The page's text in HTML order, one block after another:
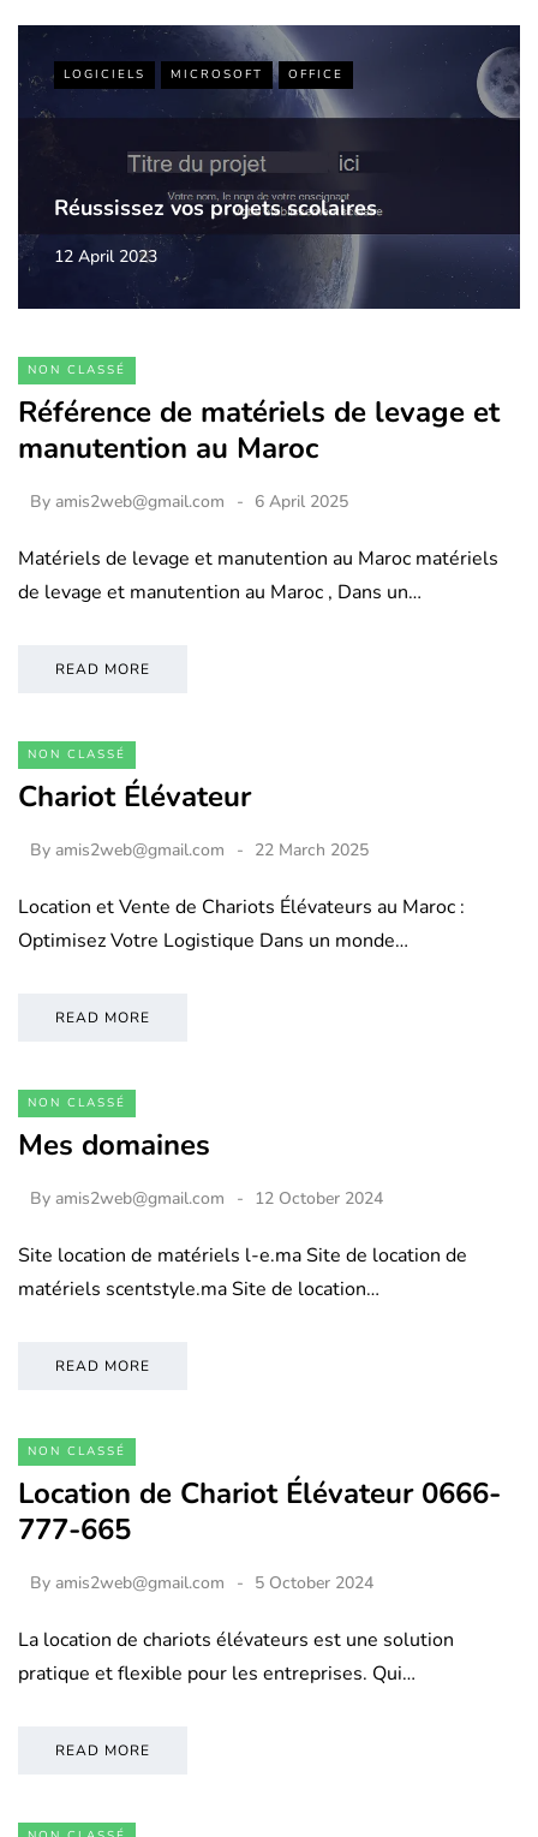
LOGICIELS MICROSOFT OFFICE
Réussissez vos projets scolaires
12 April 2023
NON CLASSÉ
Référence de matériels de levage et
manutention au Maroc
By amis2web@gmail.com 6 April 2025
Matériels de levage et manutention au Maroc matériels
de levage et manutention au Maroc , Dans un…
READ MORE
NON CLASSÉ
Chariot Élévateur
By amis2web@gmail.com 22 March 2025
Location et Vente de Chariots Élévateurs au Maroc :
Optimisez Votre Logistique Dans un monde…
READ MORE
NON CLASSÉ
Mes domaines
By amis2web@gmail.com 12 October 2024
Site location de matériels l-e.ma Site de location de
matériels scentstyle.ma Site de location…
READ MORE
NON CLASSÉ
Location de Chariot Élévateur 0666-
777-665
By amis2web@gmail.com 5 October 2024
La location de chariots élévateurs est une solution
pratique et flexible pour les entreprises. Qui…
READ MORE